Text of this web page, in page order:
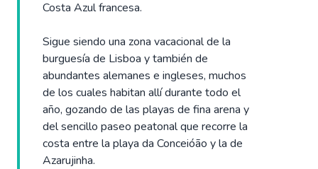
Costa Azul francesa.
Sigue siendo una zona vacacional de la
burguesía de Lisboa y también de
abundantes alemanes e ingleses, muchos
de los cuales habitan allí durante todo el
año, gozando de las playas de fina arena y
del sencillo paseo peatonal que recorre la
costa entre la playa da Conceióão y la de
Azarujinha.